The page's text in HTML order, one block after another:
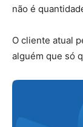
não é
O cliente atual
alguém que só